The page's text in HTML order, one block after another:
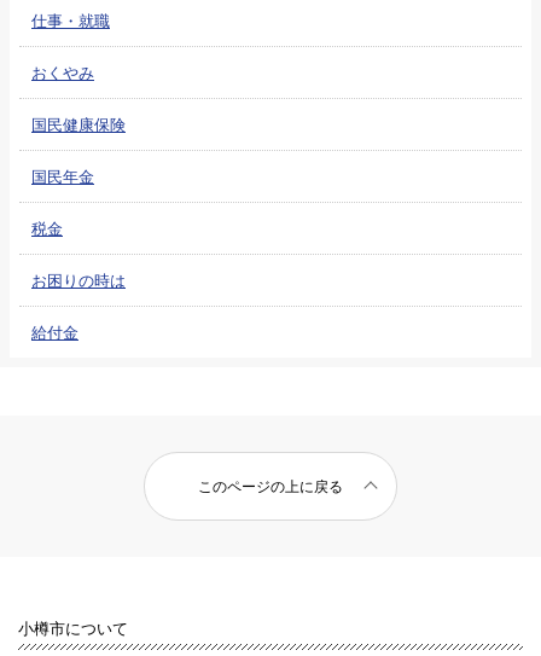
仕事・就職
おくやみ
国民健康保険
国民年金
税金
お困りの時は
給付金
このページの上に戻る
小樽市について